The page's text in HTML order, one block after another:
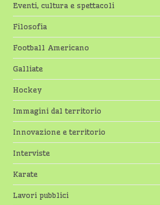
Eventi, cultura e spettacoli
Filosofia
Football Americano
Galliate
Hockey
Immagini dal territorio
Innovazione e territorio
Interviste
Karate
Lavori pubblici